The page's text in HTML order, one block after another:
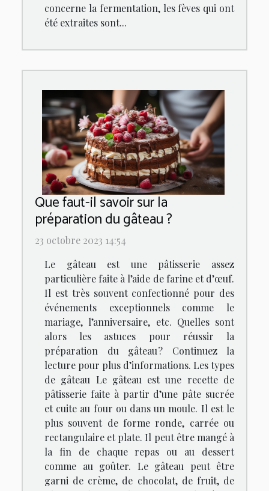
concerne la fermentation, les fèves qui ont
été extraites sont...
Que faut-il savoir sur la
préparation du gâteau ?
23 octobre 2023 14:54
Le gâteau est une pâtisserie assez
particulière faite à l’aide de farine et d’œuf.
Il est très souvent confectionné pour des
événements exceptionnels comme le
mariage, l’anniversaire, etc. Quelles sont
alors les astuces pour réussir la
préparation du gâteau ? Continuez la
lecture pour plus d’informations. Les types
de gâteau Le gâteau est une recette de
pâtisserie faite à partir d’une pâte sucrée
et cuite au four ou dans un moule. Il est le
plus souvent de forme ronde, carrée ou
rectangulaire et plate. Il peut être mangé à
la fin de chaque repas ou au dessert
comme au goûter. Le gâteau peut être
garni de crème, de chocolat, de fruit, de